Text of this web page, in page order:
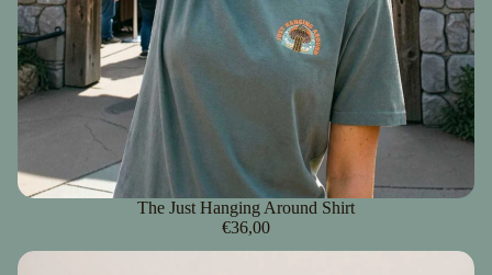
The Just Hanging Around Shirt
€36,00